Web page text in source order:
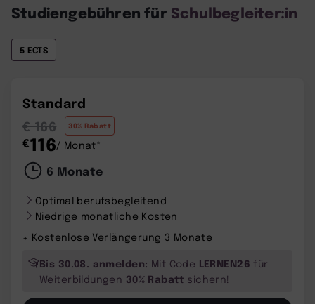
Studiengebühren für Schulbegleiter:in
5 ECTS
Standard
€ 166
30% Rabatt
€116/ Monat*
6 Monate
Optimal berufsbegleitend
Niedrige monatliche Kosten
+ Kostenlose Verlängerung 3 Monate
Bis 30.08. anmelden: Mit Code LERNEN26 für
Weiterbildungen 30% Rabatt sichern!